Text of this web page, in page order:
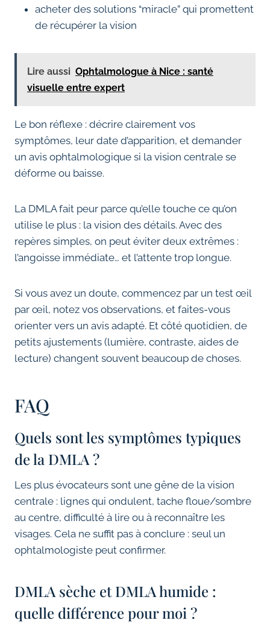
acheter des solutions “miracle” qui promettent
de récupérer la vision
Lire aussi Ophtalmologue à Nice : santé
visuelle entre expert
Le bon réflexe : décrire clairement vos
symptômes, leur date d’apparition, et demander
un avis ophtalmologique si la vision centrale se
déforme ou baisse.
La DMLA fait peur parce qu’elle touche ce qu’on
utilise le plus : la vision des détails. Avec des
repères simples, on peut éviter deux extrêmes :
l’angoisse immédiate… et l’attente trop longue.
Si vous avez un doute, commencez par un test œil
par œil, notez vos observations, et faites-vous
orienter vers un avis adapté. Et côté quotidien, de
petits ajustements (lumière, contraste, aides de
lecture) changent souvent beaucoup de choses.
FAQ
Quels sont les symptômes typiques
de la DMLA ?
Les plus évocateurs sont une gêne de la vision
centrale : lignes qui ondulent, tache floue/sombre
au centre, difficulté à lire ou à reconnaître les
visages. Cela ne suffit pas à conclure : seul un
ophtalmologiste peut confirmer.
DMLA sèche et DMLA humide :
quelle différence pour moi ?